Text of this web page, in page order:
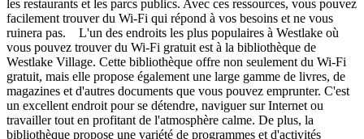
les restaurants et les parcs publics. Avec ces ressources, vous pouvez
facilement trouver du Wi-Fi qui répond à vos besoins et ne vous
ruinera pas. L'un des endroits les plus populaires à Westlake où
vous pouvez trouver du Wi-Fi gratuit est à la bibliothèque de
Westlake Village. Cette bibliothèque offre non seulement du Wi-Fi
gratuit, mais elle propose également une large gamme de livres, de
magazines et d'autres documents que vous pouvez emprunter. C'est
un excellent endroit pour se détendre, naviguer sur Internet ou
travailler tout en profitant de l'atmosphère calme. De plus, la
bibliothèque propose une variété de programmes et d'activités